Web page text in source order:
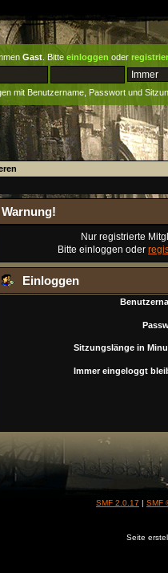
Gast . Bitte einloggen oder
mit Benutzername, Passwort und
Warnung!
Nur registrierte
Bitte einloggen oder
Einloggen
Sitzungslänge in
Immer eingeloggt
SMF 2.0.17 SMF
Seite